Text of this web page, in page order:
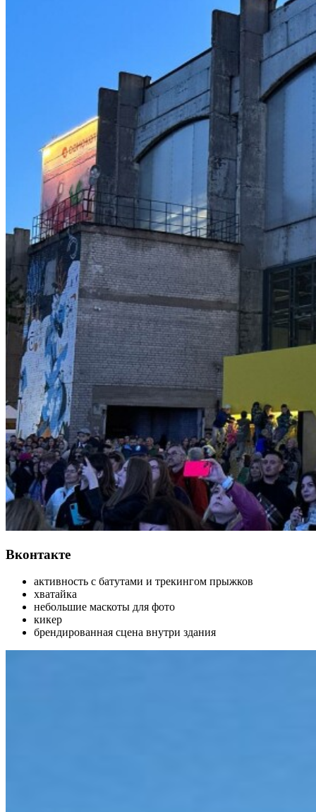
Вконтакте
активность с батутами и трекингом прыжков
хватайка
небольшие маскоты для фото
кикер
брендированная сцена внутри здания